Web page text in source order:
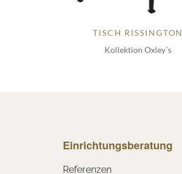
TISCH RISSINGTON
Kollektion Oxley´s
Einrichtungsberatung
Referenzen